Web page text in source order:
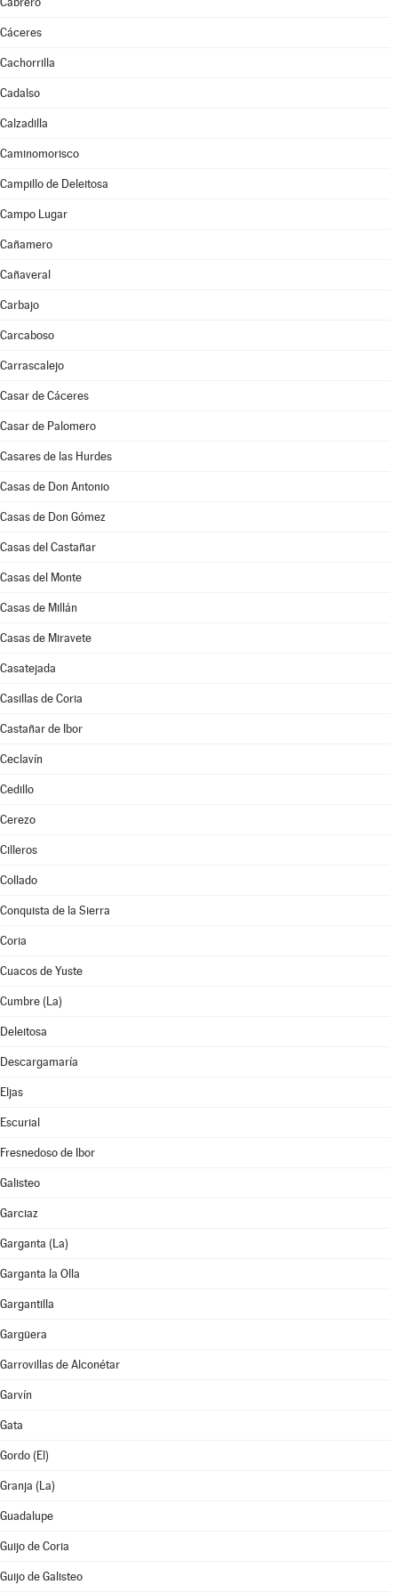
Cáceres
Cachorrilla
Cadalso
Calzadilla
Caminomorisco
Campillo de Deleitosa
Campo Lugar
Cañamero
Cañaveral
Carbajo
Carcaboso
Carrascalejo
Casar de Cáceres
Casar de Palomero
Casares de las Hurdes
Casas de Don Antonio
Casas de Don Gómez
Casas del Castañar
Casas del Monte
Casas de Millán
Casas de Miravete
Casatejada
Casillas de Coria
Castañar de Ibor
Ceclavín
Cedillo
Cerezo
Cilleros
Collado
Conquista de la Sierra
Coria
Cuacos de Yuste
Cumbre (La)
Deleitosa
Descargamaría
Eljas
Escurial
Fresnedoso de Ibor
Galisteo
Garciaz
Garganta (La)
Garganta la Olla
Gargantilla
Gargüera
Garrovillas de Alconétar
Garvín
Gata
Gordo (El)
Granja (La)
Guadalupe
Guijo de Coria
Guijo de Galisteo